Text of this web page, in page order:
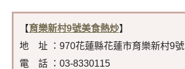
【育樂新村9號美食熱炒】
地 址 ：970花蓮縣花蓮市育樂新村9號
電 話 ：03-8330115